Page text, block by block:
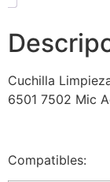
Cuchilla
6501 7502 Mic
Compatibles: